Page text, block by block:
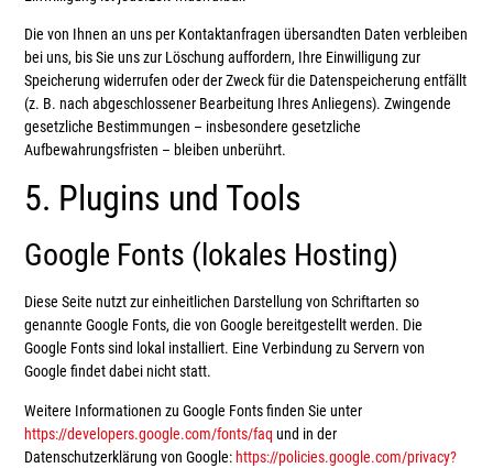
Die von Ihnen an uns per Kontaktanfragen übersandten Daten verbleiben
bei uns, bis Sie uns zur Löschung auffordern, Ihre Einwilligung zur
Speicherung widerrufen oder der Zweck für die Datenspeicherung entfällt
(z. B. nach abgeschlossener Bearbeitung Ihres Anliegens). Zwingende
gesetzliche Bestimmungen – insbesondere gesetzliche
Aufbewahrungsfristen – bleiben unberührt.
5. Plugins und Tools
Google Fonts (lokales Hosting)
Diese Seite nutzt zur einheitlichen Darstellung von Schriftarten so
genannte Google Fonts, die von Google bereitgestellt werden. Die
Google Fonts sind lokal installiert. Eine Verbindung zu Servern von
Google findet dabei nicht statt.
Weitere Informationen zu Google Fonts finden Sie unter
https://developers.google.com/fonts/faq und in der
Datenschutzerklärung von Google: https://policies.google.com/privacy?